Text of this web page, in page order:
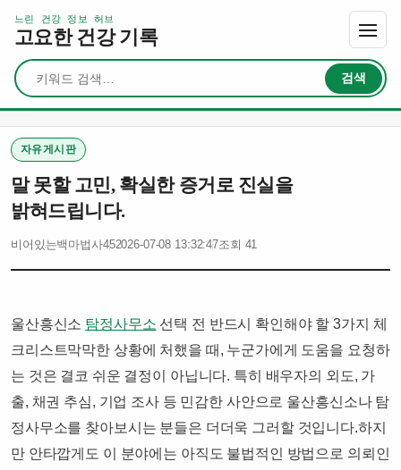
느린 건강 정보 허브
고요한 건강 기록
검색
검색
자유게시판
말 못할 고민, 확실한 증거로 진실을
밝혀드립니다.
비어있는백마법사452026-07-08 13:32:47조회 41
울산흥신소 탐정사무소 선택 전 반드시 확인해야 할 3가지 체
크리스트​​막막한 상황에 처했을 때, 누군가에게 도움을 요청하
는 것은 결코 쉬운 결정이 아닙니다. 특히 배우자의 외도, 가
출, 채권 추심, 기업 조사 등 민감한 사안으로 울산흥신소나 탐
정사무소를 찾아보시는 분들은 더더욱 그러할 것입니다.​하지
만 안타깝게도 이 분야에는 아직도 불법적인 방법으로 의뢰인